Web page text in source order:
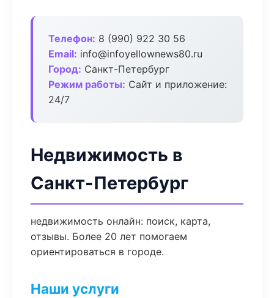
Телефон: 8 (990) 922 30 56
Email: info@infoyellownews80.ru
Город: Санкт-Петербург
Режим работы: Сайт и приложение:
24/7
Недвижимость в
Санкт-Петербург
недвижимость онлайн: поиск, карта,
отзывы. Более 20 лет помогаем
ориентироваться в городе.
Наши услуги